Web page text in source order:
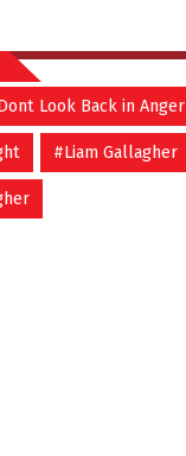
Look Back in Anger
#Liam Gallagher